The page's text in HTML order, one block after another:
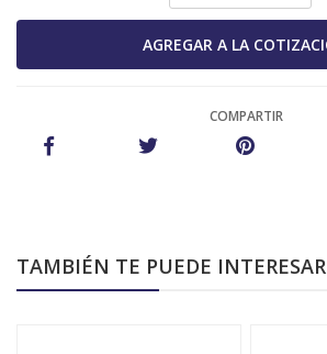
COMPARTIR
TAMBIÉN TE PUEDE INTERESAR